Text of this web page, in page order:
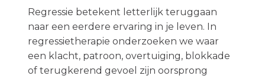
Regressie betekent letterlijk teruggaan
naar een eerdere ervaring in je leven. In
regressietherapie onderzoeken we waar
een klacht, patroon, overtuiging, blokkade
of terugkerend gevoel zijn oorsprong